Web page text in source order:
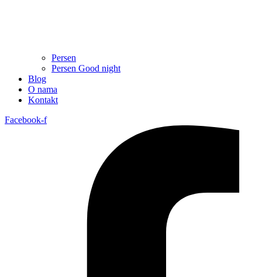
Persen
Persen Good night
Blog
O nama
Kontakt
Facebook-f